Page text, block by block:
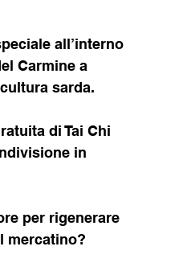
all’interno
Carmine a
sarda.
di Tai Chi
in
per rigenerare
mercatino?